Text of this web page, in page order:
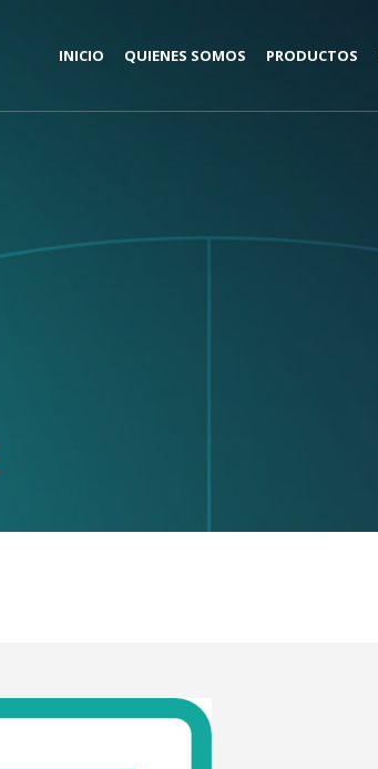
INICIO QUIENES SOMOS PRODUCTOS